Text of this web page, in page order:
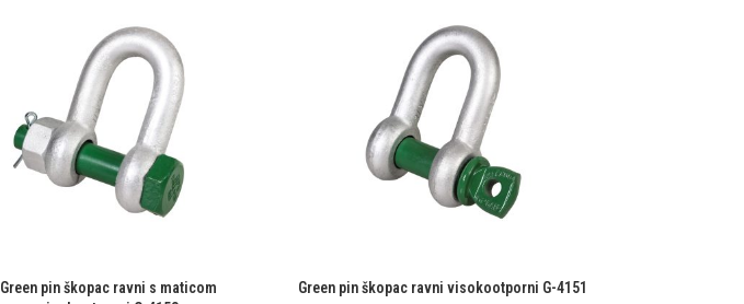
Green pin škopac ravni s maticom
Green pin škopac ravni visokootporni G-4151